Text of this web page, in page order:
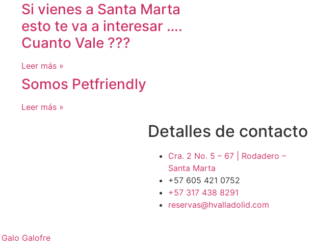
Si vienes a Santa Marta
esto te va a interesar ….
Cuanto Vale ???
Leer más »
Somos Petfriendly
Leer más »
Detalles de contacto
Cra. 2 No. 5 – 67 | Rodadero –
Santa Marta
+57 605 421 0752
+57 317 438 8291
reservas@hvalladolid.com
Galofre